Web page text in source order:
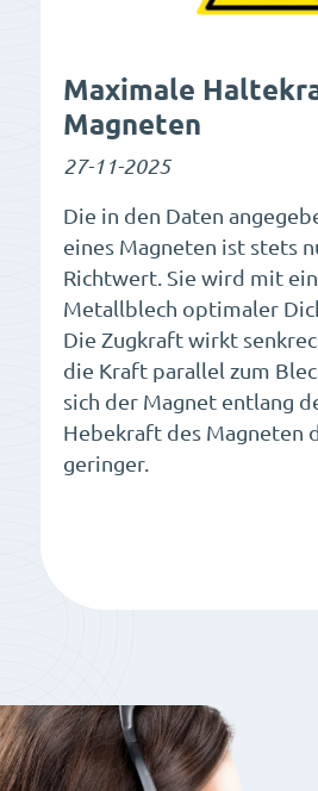
Maximale
Magneten
27-11-2025
Die in den Daten
eines Magneten ist stets
Richtwert. Sie wird mit
Metallblech optimaler
Die Zugkraft wirkt
die Kraft parallel zum
sich der Magnet entlang
Hebekraft des Magneten
geringer.